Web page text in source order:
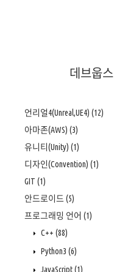
데브웁스
언리얼4(Unreal,UE4) (12)
아마존(AWS) (3)
유니티(Unity) (1)
디자인(Convention) (1)
GIT (1)
안드로이드 (5)
프로그래밍 언어 (1)
C++ (88)
Python3 (6)
JavaScript(1)